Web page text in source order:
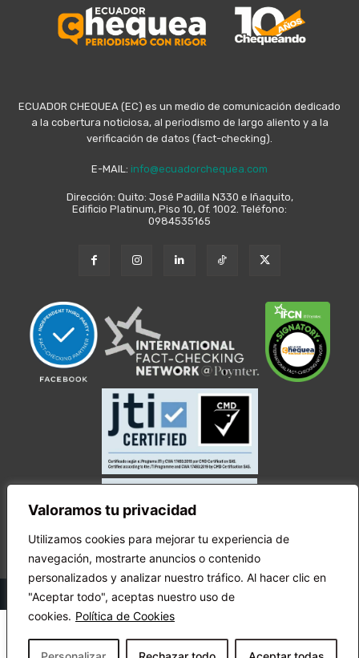
Valoramos tu privacidad
Utilizamos cookies para mejorar tu experiencia de
navegación, mostrarte anuncios o contenido
personalizados y analizar nuestro tráfico. Al hacer clic en
"Aceptar todo", aceptas nuestro uso de
cookies. Política de Cookies
ECUADOR CHEQUEA (EC) es un medio de comunicación dedicado
a la cobertura noticiosa, al periodismo de largo aliento y a la
verificación de datos (fact-checking).
E-MAIL: info@ecuadorchequea.com
Dirección: Quito: José Padilla N330 e Iñaquito,
Edificio Platinum, Piso 10, Of. 1002. Teléfono:
0984535165
© Copyright Ecuador Chequea 2025.